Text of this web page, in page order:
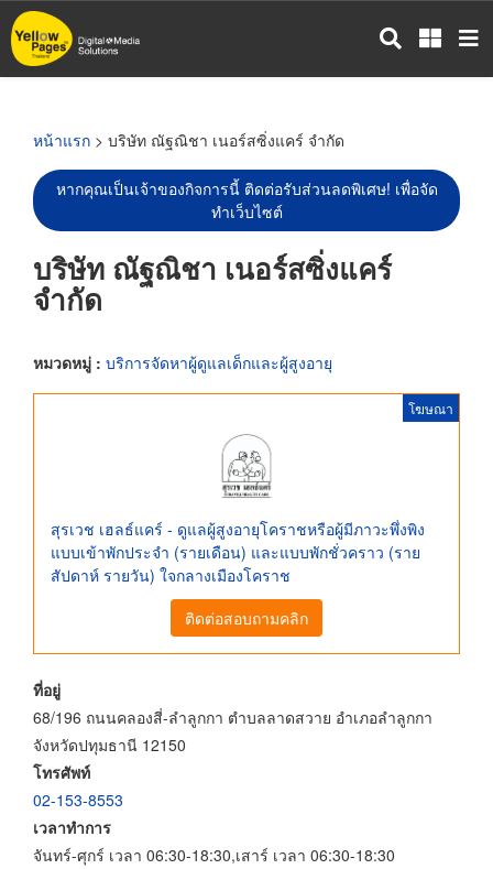
ข้าม
ไป
หน้าแรก > บริษัท ณัฐณิชา เนอร์สซิ่งแคร์ จำกัด
หากคุณเป็นเจ้าของกิจการนี้ ติดต่อรับส่วนลดพิเศษ! เพื่อจัด
ทำเว็บไซต์
บริษัท ณัฐณิชา เนอร์สซิ่งแคร์
จำกัด
หมวดหมู่ : บริการจัดหาผู้ดูแลเด็กและผู้สูงอายุ
โฆษณา
สุรเวช เฮลธ์แคร์ - ดูแลผู้สูงอายุโคราชหรือผู้มีภาวะพึ่งพิง
แบบเข้าพักประจำ (รายเดือน) และแบบพักชั่วคราว (ราย
สัปดาห์ รายวัน) ใจกลางเมืองโคราช
ติดต่อสอบถามคลิก
ที่อยู่
68/196 ถนนคลองสี่-ลำลูกกา ตำบลลาดสวาย อำเภอลำลูกกา
จังหวัดปทุมธานี 12150
โทรศัพท์
02-153-8553
เวลาทำการ
จันทร์-ศุกร์ เวลา 06:30-18:30,เสาร์ เวลา 06:30-18:30